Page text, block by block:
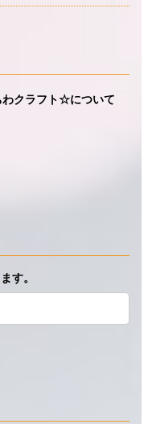
クラフト☆について
す。